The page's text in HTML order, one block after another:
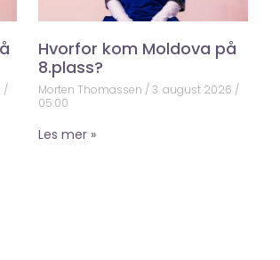
Hvorfor kom Moldova på
8.plass?
Morten Thomassen
3. august 2026
05:00
Les mer »